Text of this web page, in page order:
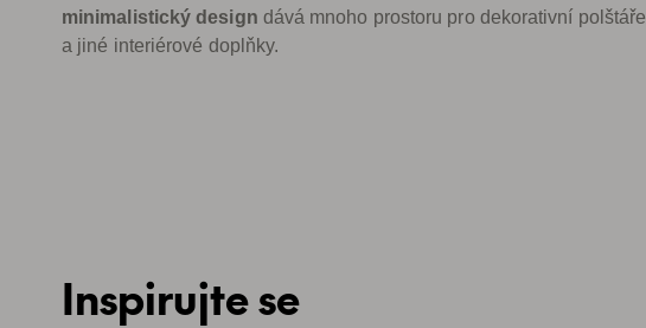
minimalistický design dává mnoho prostoru pro dekorativní polštáře
a jiné interiérové doplňky.
Inspirujte se